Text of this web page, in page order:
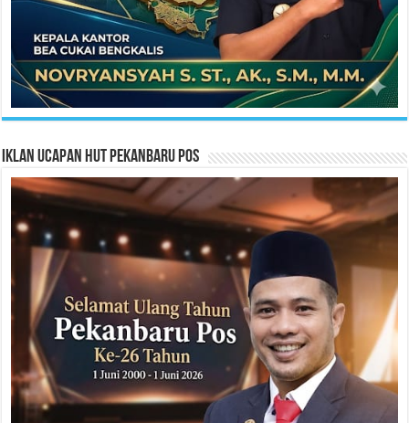
Iklan Ucapan HUT Pekanbaru Pos